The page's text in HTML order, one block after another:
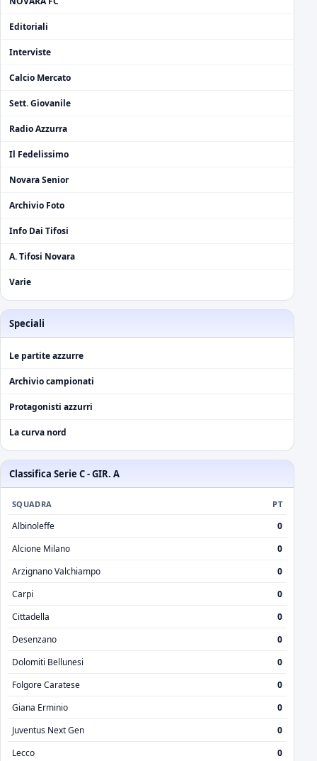
Editoriali
Interviste
Calcio Mercato
Sett. Giovanile
Radio Azzurra
Il Fedelissimo
Novara Senior
Archivio Foto
Info Dai Tifosi
A. Tifosi Novara
Varie
Speciali
Le partite azzurre
Archivio campionati
Protagonisti azzurri
La curva nord
Classifica Serie C - GIR. A
SQUADRA PT
Albinoleffe
0
Alcione Milano
0
Arzignano Valchiampo
0
Carpi
0
Cittadella
0
Desenzano
0
Dolomiti Bellunesi
0
Folgore Caratese
0
Giana Erminio
0
Juventus Next Gen
0
Lecco
0